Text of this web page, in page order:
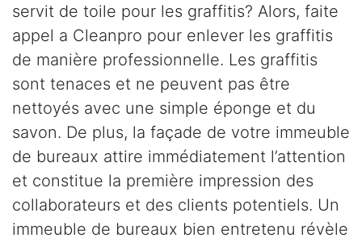
servit de toile pour les graffitis? Alors, faite
appel a Cleanpro pour enlever les graffitis
de manière professionnelle. Les graffitis
sont tenaces et ne peuvent pas être
nettoyés avec une simple éponge et du
savon. De plus, la façade de votre immeuble
de bureaux attire immédiatement l’attention
et constitue la première impression des
collaborateurs et des clients potentiels. Un
immeuble de bureaux bien entretenu révèle